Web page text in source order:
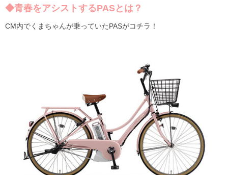
◆青春をアシストするPASとは？
CM内でくまちゃんが乗っていたPASがコチラ！